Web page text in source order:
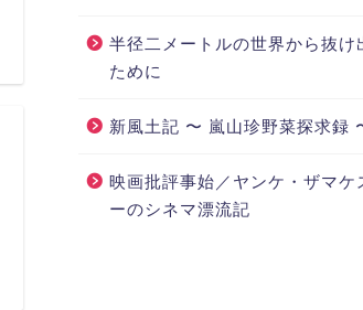
半径二メートルの世界から抜け
ために
新風土記 〜 嵐山珍野菜探求録
映画批評事始／ヤンケ・ザマケ
ーのシネマ漂流記